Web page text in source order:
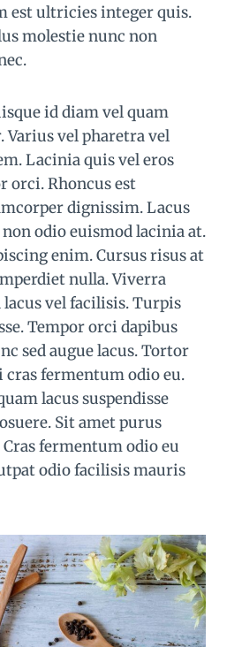
est ultricies integer quis.
molestie nunc non
id diam vel quam
vel pharetra vel
Lacinia quis vel eros
orci. Rhoncus est
dignissim. Lacus
odio euismod lacinia at.
enim. Cursus risus at
nulla. Viverra
lacus vel facilisis. Turpis
Tempor orci dapibus
sed augue lacus. Tortor
fermentum odio eu.
lacus suspendisse
Sit amet purus
fermentum odio eu
odio facilisis mauris